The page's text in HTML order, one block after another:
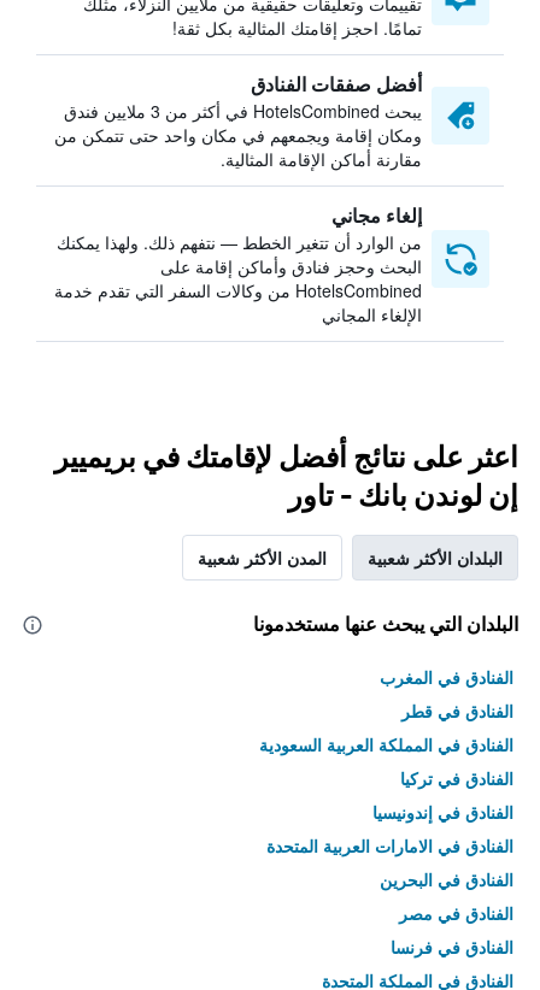
تمامًا. احجز إقامتك المثالية بكل ثقة!
أفضل صفقات الفنادق
يبحث HotelsCombined في أكثر من 3 ملايين فندق
ومكان إقامة ويجمعهم في مكان واحد حتى تتمكن من
مقارنة أماكن الإقامة المثالية.
إلغاء مجاني
من الوارد أن تتغير الخطط — نتفهم ذلك. ولهذا يمكنك
البحث وحجز فنادق وأماكن إقامة على
HotelsCombined من وكالات السفر التي تقدم خدمة
الإلغاء المجاني
اعثر على نتائج أفضل لإقامتك في بريميير
إن لوندن بانك - تاور
البلدان الأكثر شعبية المدن الأكثر شعبية
البلدان التي يبحث عنها مستخدمونا
الفنادق في المغرب
الفنادق في قطر
الفنادق في المملكة العربية السعودية
الفنادق في تركيا
الفنادق في إندونيسيا
الفنادق في الامارات العربية المتحدة
الفنادق في البحرين
الفنادق في مصر
الفنادق في فرنسا
الفنادق في المملكة المتحدة